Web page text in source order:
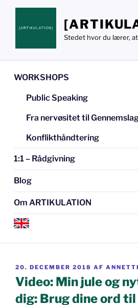
Videre
indhold
Stedet hvor du lærer,
WORKSHOPS
Public Speaking
Fra nervøsitet til
Konflikthåndtering
1:1 – Rådgivning
Blog
Om ARTIKULATION
UDGIVET
DEN
20. DECEMBER 2018 AF
Video: Min jule og
dig: Brug dine ord